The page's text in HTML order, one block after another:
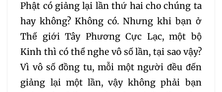
Phật có giảng lại lần thứ hai cho chúng ta
hay không? Không có. Nhưng khi bạn ở
Thế giới Tây Phương Cực Lạc, một bộ
Kinh thì có thể nghe vô số lần, tại sao vậy?
Vì vô số đồng tu, mỗi một người đều đến
giảng lại một lần, vậy không phải bạn